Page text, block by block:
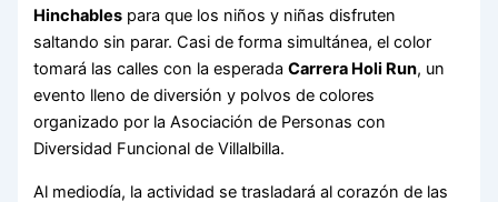
Hinchables para que los niños y niñas disfruten
saltando sin parar. Casi de forma simultánea, el color
tomará las calles con la esperadaCarrera Holi Run, un
evento lleno de diversión y polvos de colores
organizado por la Asociación de Personas con
Diversidad Funcional de Villalbilla.
Al mediodía, la actividad se trasladará al corazón de las